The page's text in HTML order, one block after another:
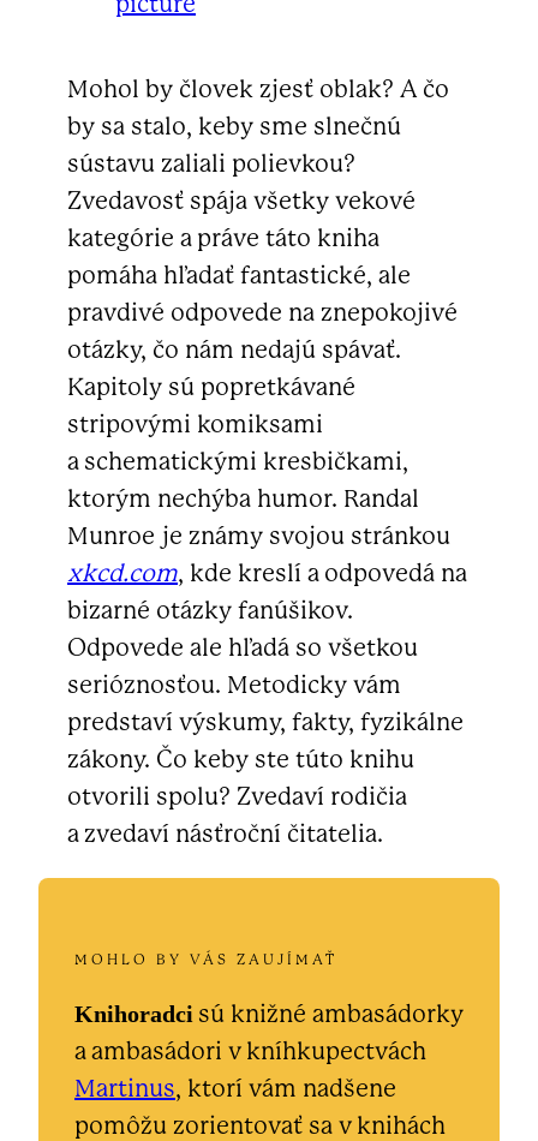
Mohol by človek zjesť oblak? A čo
by sa stalo, keby sme slnečnú
sústavu zaliali polievkou?
Zvedavosť spája všetky vekové
kategórie a práve táto kniha
pomáha hľadať fantastické, ale
pravdivé odpovede na znepokojivé
otázky, čo nám nedajú spávať.
Kapitoly sú popretkávané
stripovými komiksami
a schematickými kresbičkami,
ktorým nechýba humor. Randal
Munroe je známy svojou stránkou
xkcd.com, kde kreslí a odpovedá na
bizarné otázky fanúšikov.
Odpovede ale hľadá so všetkou
serióznosťou. Metodicky vám
predstaví výskumy, fakty, fyzikálne
zákony. Čo keby ste túto knihu
otvorili spolu? Zvedaví rodičia
a zvedaví násťroční čitatelia.
MOHLO BY VÁS ZAUJÍMAŤ
Knihoradci sú knižné ambasádorky
a ambasádori v kníhkupectvách
Martinus, ktorí vám nadšene
pomôžu zorientovať sa v knihách